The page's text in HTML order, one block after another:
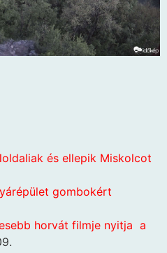
és ellepik Miskolcot
gombokért
horvát filmje nyitja a